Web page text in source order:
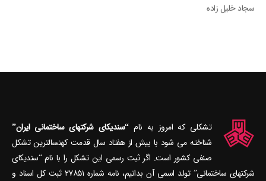
سجاد خلیل زاده
تشکلی که امروز به نام“سندیکای شرکتهای ساختمانی ایران”
شناخته می‎ شود با بیش از هفتاد سال قدمت کهنسال‎ترین تشکل
صنفی کشور است. اگر ثبت رسمی این تشکل را با نام “سندیکای
شرکتهای ساختمانی” تولد اسمی آن بدانیم، نامه شماره ۲۷۸۵۱ ثبت کل اسناد و